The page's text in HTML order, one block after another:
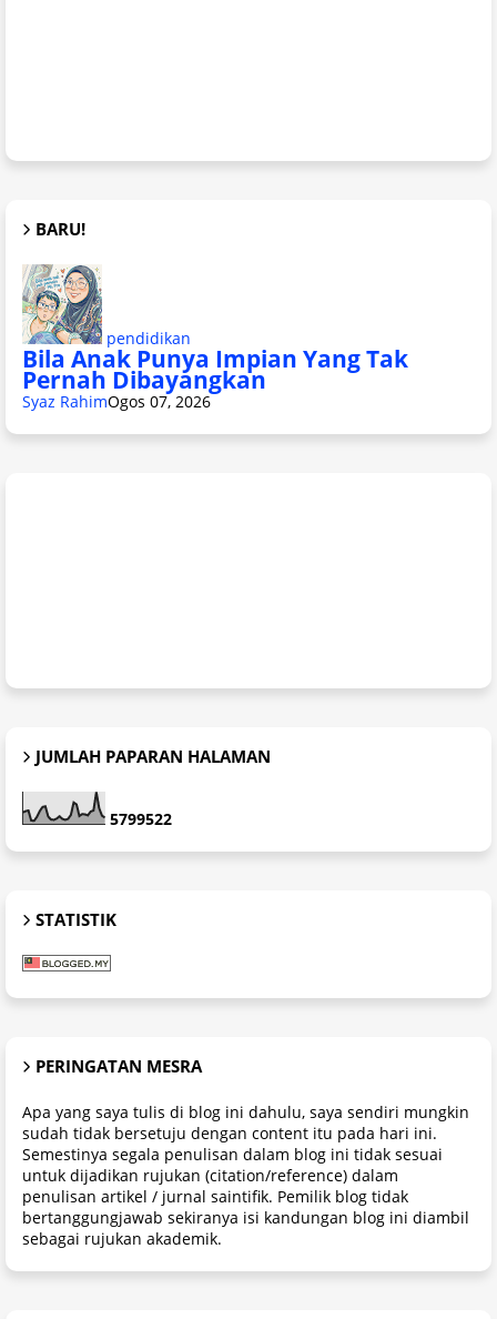
BARU!
pendidikan
Bila Anak Punya Impian Yang Tak
Pernah Dibayangkan
Syaz RahimOgos 07, 2026
JUMLAH PAPARAN HALAMAN
5799522
STATISTIK
PERINGATAN MESRA
Apa yang saya tulis di blog ini dahulu, saya sendiri mungkin
sudah tidak bersetuju dengan content itu pada hari ini.
Semestinya segala penulisan dalam blog ini tidak sesuai
untuk dijadikan rujukan (citation/reference) dalam
penulisan artikel / jurnal saintifik. Pemilik blog tidak
bertanggungjawab sekiranya isi kandungan blog ini diambil
sebagai rujukan akademik.